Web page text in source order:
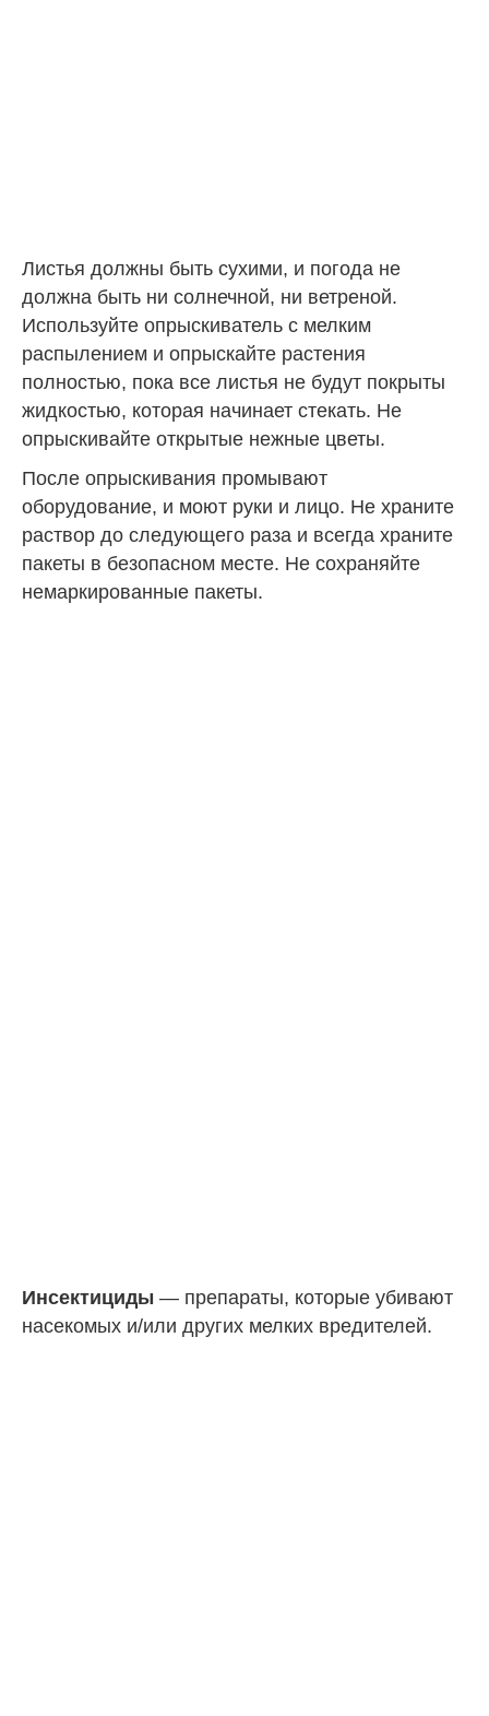
Листья должны быть сухими, и погода не
должна быть ни солнечной, ни ветреной.
Используйте опрыскиватель с мелким
распылением и опрыскайте растения
полностью, пока все листья не будут покрыты
жидкостью, которая начинает стекать. Не
опрыскивайте открытые нежные цветы.
После опрыскивания промывают
оборудование, и моют руки и лицо. Не храните
раствор до следующего раза и всегда храните
пакеты в безопасном месте. Не сохраняйте
немаркированные пакеты.
Инсектициды — препараты, которые убивают
насекомых и/или других мелких вредителей.